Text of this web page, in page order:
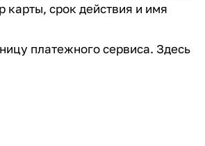
карты, срок действия и имя
платежного сервиса. Здесь